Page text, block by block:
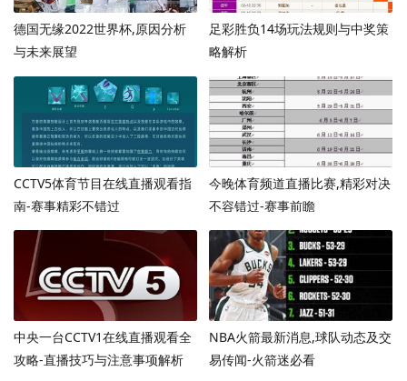
德国无缘2022世界杯,原因分析
与未来展望
足彩胜负14场玩法规则与中奖策
略解析
CCTV5体育节目在线直播观看指
南-赛事精彩不错过
今晚体育频道直播比赛,精彩对决
不容错过-赛事前瞻
中央一台CCTV1在线直播观看全
攻略-直播技巧与注意事项解析
NBA火箭最新消息,球队动态及交
易传闻-火箭迷必看